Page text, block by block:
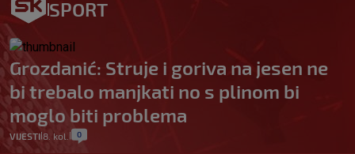
SPORT
Grozdanić: Struje i goriva na jesen ne
bi trebalo manjkati no s plinom bi
moglo biti problema
VIJESTI 8. kol. 0